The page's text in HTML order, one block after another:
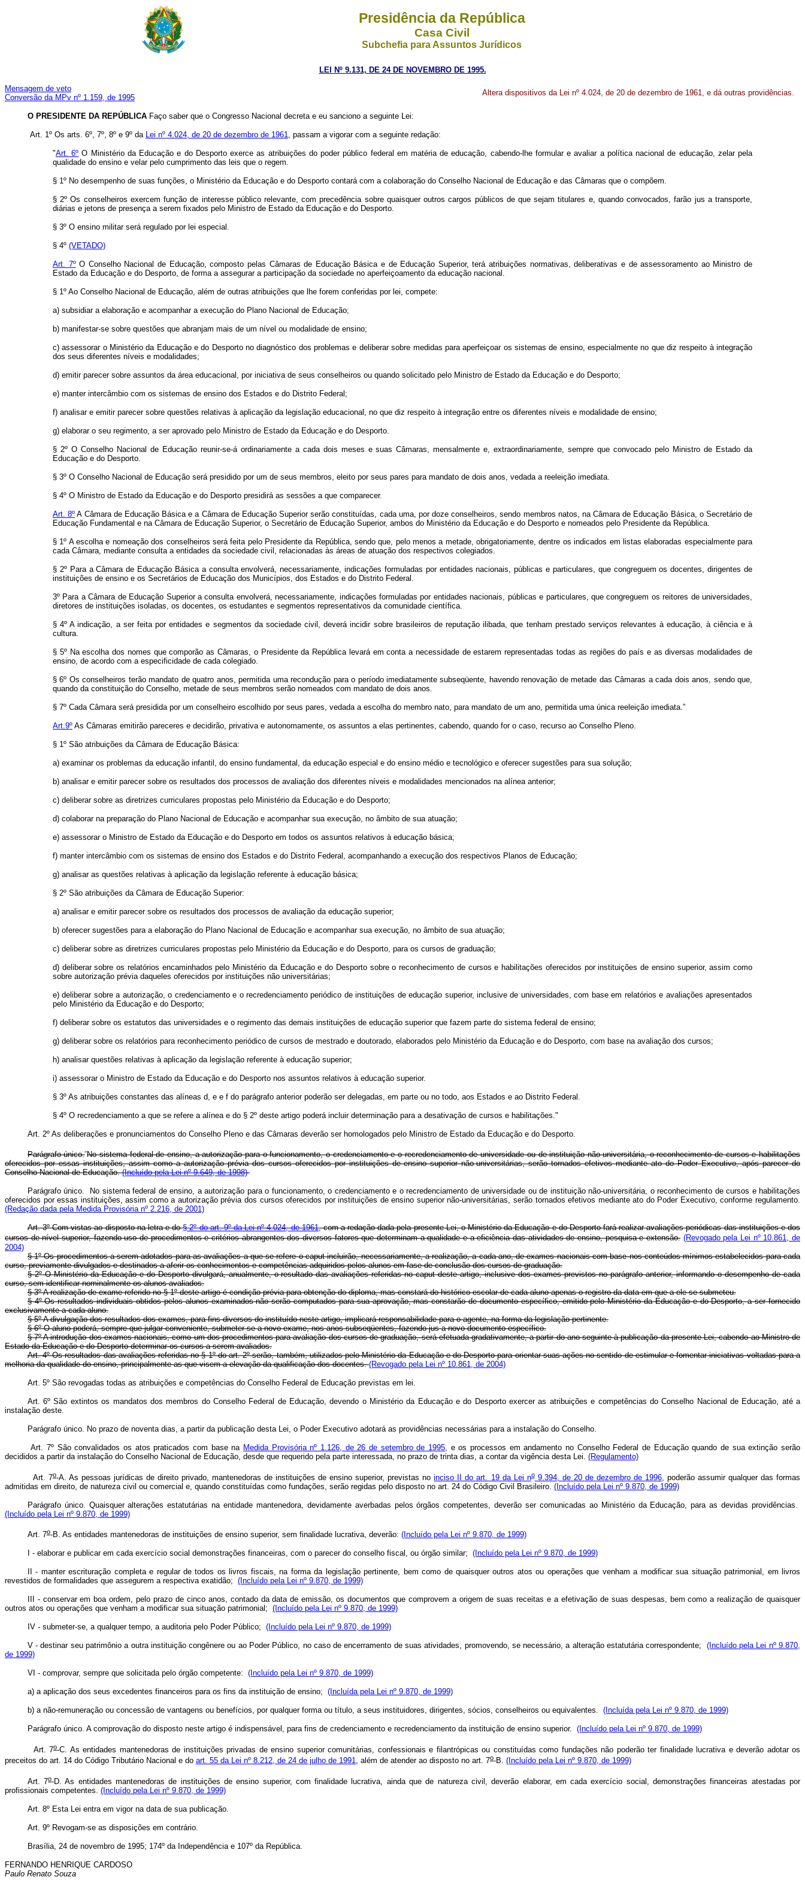
Presidência da República
Casa Civil
Subchefia para Assuntos Jurídicos
LEI Nº 9.131, DE 24 DE NOVEMBRO DE 1995.
Mensagem de veto
Conversão da MPv nº 1.159, de 1995
Altera dispositivos da Lei nº 4.024, de 20 de dezembro de 1961, e dá outras providências.
O PRESIDENTE DA REPÚBLICA Faço saber que o Congresso Nacional decreta e eu sanciono a seguinte Lei:
Art. 1º Os arts. 6º, 7º, 8º e 9º da Lei nº 4.024, de 20 de dezembro de 1961, passam a vigorar com a seguinte redação:
"Art. 6º O Ministério da Educação e do Desporto exerce as atribuições do poder público federal em matéria de educação, cabendo-lhe formular e avaliar a política nacional de educação, zelar pela
qualidade do ensino e velar pelo cumprimento das leis que o regem.
§ 1º No desempenho de suas funções, o Ministério da Educação e do Desporto contará com a colaboração do Conselho Nacional de Educação e das Câmaras que o compõem.
§ 2º Os conselheiros exercem função de interesse público relevante, com precedência sobre quaisquer outros cargos públicos de que sejam titulares e, quando convocados, farão jus a transporte,
diárias e jetons de presença a serem fixados pelo Ministro de Estado da Educação e do Desporto.
§ 3º O ensino militar será regulado por lei especial.
§ 4º (VETADO)
Art. 7ºO Conselho Nacional de Educação, composto pelas Câmaras de Educação Básica e de Educação Superior, terá atribuições normativas, deliberativas e de assessoramento ao Ministro de
Estado da Educação e do Desporto, de forma a assegurar a participação da sociedade no aperfeiçoamento da educação nacional.
§ 1º Ao Conselho Nacional de Educação, além de outras atribuições que lhe forem conferidas por lei, compete:
a) subsidiar a elaboração e acompanhar a execução do Plano Nacional de Educação;
b) manifestar-se sobre questões que abranjam mais de um nível ou modalidade de ensino;
c) assessorar o Ministério da Educação e do Desporto no diagnóstico dos problemas e deliberar sobre medidas para aperfeiçoar os sistemas de ensino, especialmente no que diz respeito à integração
dos seus diferentes níveis e modalidades;
d) emitir parecer sobre assuntos da área educacional, por iniciativa de seus conselheiros ou quando solicitado pelo Ministro de Estado da Educação e do Desporto;
e) manter intercâmbio com os sistemas de ensino dos Estados e do Distrito Federal;
f) analisar e emitir parecer sobre questões relativas à aplicação da legislação educacional, no que diz respeito à integração entre os diferentes níveis e modalidade de ensino;
g) elaborar o seu regimento, a ser aprovado pelo Ministro de Estado da Educação e do Desporto.
§ 2º O Conselho Nacional de Educação reunir-se-á ordinariamente a cada dois meses e suas Câmaras, mensalmente e, extraordinariamente, sempre que convocado pelo Ministro de Estado da
Educação e do Desporto.
§ 3º O Conselho Nacional de Educação será presidido por um de seus membros, eleito por seus pares para mandato de dois anos, vedada a reeleição imediata.
§ 4º O Ministro de Estado da Educação e do Desporto presidirá as sessões a que comparecer.
Art. 8º A Câmara de Educação Básica e a Câmara de Educação Superior serão constituídas, cada uma, por doze conselheiros, sendo membros natos, na Câmara de Educação Básica, o Secretário de
Educação Fundamental e na Câmara de Educação Superior, o Secretário de Educação Superior, ambos do Ministério da Educação e do Desporto e nomeados pelo Presidente da República.
§ 1º A escolha e nomeação dos conselheiros será feita pelo Presidente da República, sendo que, pelo menos a metade, obrigatoriamente, dentre os indicados em listas elaboradas especialmente para
cada Câmara, mediante consulta a entidades da sociedade civil, relacionadas às áreas de atuação dos respectivos colegiados.
§ 2º Para a Câmara de Educação Básica a consulta envolverá, necessariamente, indicações formuladas por entidades nacionais, públicas e particulares, que congreguem os docentes, dirigentes de
instituições de ensino e os Secretários de Educação dos Municípios, dos Estados e do Distrito Federal.
3º Para a Câmara de Educação Superior a consulta envolverá, necessariamente, indicações formuladas por entidades nacionais, públicas e particulares, que congreguem os reitores de universidades,
diretores de instituições isoladas, os docentes, os estudantes e segmentos representativos da comunidade científica.
§ 4º A indicação, a ser feita por entidades e segmentos da sociedade civil, deverá incidir sobre brasileiros de reputação ilibada, que tenham prestado serviços relevantes à educação, à ciência e à
cultura.
§ 5º Na escolha dos nomes que comporão as Câmaras, o Presidente da República levará em conta a necessidade de estarem representadas todas as regiões do país e as diversas modalidades de
ensino, de acordo com a especificidade de cada colegiado.
§ 6º Os conselheiros terão mandato de quatro anos, permitida uma recondução para o período imediatamente subseqüente, havendo renovação de metade das Câmaras a cada dois anos, sendo que,
quando da constituição do Conselho, metade de seus membros serão nomeados com mandato de dois anos.
§ 7º Cada Câmara será presidida por um conselheiro escolhido por seus pares, vedada a escolha do membro nato, para mandato de um ano, permitida uma única reeleição imediata.”
Art.9º As Câmaras emitirão pareceres e decidirão, privativa e autonomamente, os assuntos a elas pertinentes, cabendo, quando for o caso, recurso ao Conselho Pleno.
§ 1º São atribuições da Câmara de Educação Básica:
a) examinar os problemas da educação infantil, do ensino fundamental, da educação especial e do ensino médio e tecnológico e oferecer sugestões para sua solução;
b) analisar e emitir parecer sobre os resultados dos processos de avaliação dos diferentes níveis e modalidades mencionados na alínea anterior;
c) deliberar sobre as diretrizes curriculares propostas pelo Ministério da Educação e do Desporto;
d) colaborar na preparação do Plano Nacional de Educação e acompanhar sua execução, no âmbito de sua atuação;
e) assessorar o Ministro de Estado da Educação e do Desporto em todos os assuntos relativos à educação básica;
f) manter intercâmbio com os sistemas de ensino dos Estados e do Distrito Federal, acompanhando a execução dos respectivos Planos de Educação;
g) analisar as questões relativas à aplicação da legislação referente à educação básica;
§ 2º São atribuições da Câmara de Educação Superior:
a) analisar e emitir parecer sobre os resultados dos processos de avaliação da educação superior;
b) oferecer sugestões para a elaboração do Plano Nacional de Educação e acompanhar sua execução, no âmbito de sua atuação;
c) deliberar sobre as diretrizes curriculares propostas pelo Ministério da Educação e do Desporto, para os cursos de graduação;
d) deliberar sobre os relatórios encaminhados pelo Ministério da Educação e do Desporto sobre o reconhecimento de cursos e habilitações oferecidos por instituições de ensino superior, assim como
sobre autorização prévia daqueles oferecidos por instituições não universitárias;
e) deliberar sobre a autorização, o credenciamento e o recredenciamento periódico de instituições de educação superior, inclusive de universidades, com base em relatórios e avaliações apresentados
pelo Ministério da Educação e do Desporto;
f) deliberar sobre os estatutos das universidades e o regimento das demais instituições de educação superior que fazem parte do sistema federal de ensino;
g) deliberar sobre os relatórios para reconhecimento periódico de cursos de mestrado e doutorado, elaborados pelo Ministério da Educação e do Desporto, com base na avaliação dos cursos;
h) analisar questões relativas à aplicação da legislação referente à educação superior;
i) assessorar o Ministro de Estado da Educação e do Desporto nos assuntos relativos à educação superior.
§ 3º As atribuições constantes das alíneas d, e e f do parágrafo anterior poderão ser delegadas, em parte ou no todo, aos Estados e ao Distrito Federal.
§ 4º O recredenciamento a que se refere a alínea e do § 2º deste artigo poderá incluir determinação para a desativação de cursos e habilitações."
Art. 2º As deliberações e pronunciamentos do Conselho Pleno e das Câmaras deverão ser homologados pelo Ministro de Estado da Educação e do Desporto.
Parágrafo único. No sistema federal de ensino, a autorização para o funcionamento, o credenciamento e o recredenciamento de universidade ou de instituição não-universitária, o reconhecimento de cursos e habilitações
oferecidos por essas instituições, assim como a autorização prévia dos cursos oferecidos por instituições de ensino superior não-universitárias, serão tornados efetivos mediante ato do Poder Executivo, após parecer do
Conselho Nacional de Educação.(Incluído pela Lei nº 9.649, de 1998)
Parágrafo único. No sistema federal de ensino, a autorização para o funcionamento, o credenciamento e o recredenciamento de universidade ou de instituição não-universitária, o reconhecimento de cursos e habilitações
oferecidos por essas instituições, assim como a autorização prévia dos cursos oferecidos por instituições de ensino superior não-universitárias, serão tornados efetivos mediante ato do Poder Executivo, conforme regulamento.
(Redação dada pela Medida Provisória nº 2.216, de 2001)
Art. 3º Com vistas ao disposto na letra e do§ 2º do art. 9º da Lei nº 4.024, de 1961, com a redação dada pela presente Lei, o Ministério da Educação e do Desporto fará realizar avaliações periódicas das instituições e dos
cursos de nível superior, fazendo uso de procedimentos e critérios abrangentes dos diversos fatores que determinam a qualidade e a eficiência das atividades de ensino, pesquisa e extensão. (Revogado pela Lei nº 10.861, de
2004)
§ 1º Os procedimentos a serem adotados para as avaliações a que se refere o caput incluirão, necessariamente, a realização, a cada ano, de exames nacionais com base nos conteúdos mínimos estabelecidos para cada
curso, previamente divulgados e destinados a aferir os conhecimentos e competências adquiridos pelos alunos em fase de conclusão dos cursos de graduação.
§ 2º O Ministério da Educação e do Desporto divulgará, anualmente, o resultado das avaliações referidas no caput deste artigo, inclusive dos exames previstos no parágrafo anterior, informando o desempenho de cada
curso, sem identificar nominalmente os alunos avaliados.
§ 3º A realização de exame referido no § 1º deste artigo é condição prévia para obtenção do diploma, mas constará do histórico escolar de cada aluno apenas o registro da data em que a ele se submeteu.
§ 4º Os resultados individuais obtidos pelos alunos examinados não serão computados para sua aprovação, mas constarão de documento específico, emitido pelo Ministério da Educação e do Desporto, a ser fornecido
exclusivamente a cada aluno.
§ 5º A divulgação dos resultados dos exames, para fins diversos do instituído neste artigo, implicará responsabilidade para o agente, na forma da legislação pertinente.
§ 6º O aluno poderá, sempre que julgar conveniente, submeter-se a novo exame, nos anos subseqüentes, fazendo jus a novo documento específico.
§ 7º A introdução dos exames nacionais, como um dos procedimentos para avaliação dos cursos de graduação, será efetuada gradativamente, a partir do ano seguinte à publicação da presente Lei, cabendo ao Ministro de
Estado da Educação e do Desporto determinar os cursos a serem avaliados.
Art. 4º Os resultados das avaliações referidas no § 1º do art. 2º serão, também, utilizados pelo Ministério da Educação e do Desporto para orientar suas ações no sentido de estimular e fomentar iniciativas voltadas para a
melhoria da qualidade do ensino, principalmente as que visem a elevação da qualificação dos docentes.(Revogado pela Lei nº 10.861, de 2004)
Art. 5º São revogadas todas as atribuições e competências do Conselho Federal de Educação previstas em lei.
Art. 6º São extintos os mandatos dos membros do Conselho Federal de Educação, devendo o Ministério da Educação e do Desporto exercer as atribuições e competências do Conselho Nacional de Educação, até a
instalação deste.
Parágrafo único. No prazo de noventa dias, a partir da publicação desta Lei, o Poder Executivo adotará as providências necessárias para a instalação do Conselho.
Art. 7º São convalidados os atos praticados com base na Medida Provisória nº 1.126, de 26 de setembro de 1995, e os processos em andamento no Conselho Federal de Educação quando de sua extinção serão
decididos a partir da instalação do Conselho Nacional de Educação, desde que requerido pela parte interessada, no prazo de trinta dias, a contar da vigência desta Lei. (Regulamento)
Art. 7o-A. As pessoas jurídicas de direito privado, mantenedoras de instituições de ensino superior, previstas noinciso II do art. 19 da Lei no9.394, de 20 de dezembro de 1996, poderão assumir qualquer das formas
admitidas em direito, de natureza civil ou comercial e, quando constituídas como fundações, serão regidas pelo disposto no art. 24 do Código Civil Brasileiro. (Incluído pela Lei nº 9.870, de 1999)
Parágrafo único. Quaisquer alterações estatutárias na entidade mantenedora, devidamente averbadas pelos órgãos competentes, deverão ser comunicadas ao Ministério da Educação, para as devidas providências.
(Incluído pela Lei nº 9.870, de 1999)
Art. 7o-B. As entidades mantenedoras de instituições de ensino superior, sem finalidade lucrativa, deverão: (Incluído pela Lei nº 9.870, de 1999)
I - elaborar e publicar em cada exercício social demonstrações financeiras, com o parecer do conselho fiscal, ou órgão similar; (Incluído pela Lei nº 9.870, de 1999)
II - manter escrituração completa e regular de todos os livros fiscais, na forma da legislação pertinente, bem como de quaisquer outros atos ou operações que venham a modificar sua situação patrimonial, em livros
revestidos de formalidades que assegurem a respectiva exatidão; (Incluído pela Lei nº 9.870, de 1999)
III - conservar em boa ordem, pelo prazo de cinco anos, contado da data de emissão, os documentos que comprovem a origem de suas receitas e a efetivação de suas despesas, bem como a realização de quaisquer
outros atos ou operações que venham a modificar sua situação patrimonial; (Incluído pela Lei nº 9.870, de 1999)
IV - submeter-se, a qualquer tempo, a auditoria pelo Poder Público; (Incluído pela Lei nº 9.870, de 1999)
V - destinar seu patrimônio a outra instituição congênere ou ao Poder Público, no caso de encerramento de suas atividades, promovendo, se necessário, a alteração estatutária correspondente; (Incluído pela Lei nº 9.870,
de 1999)
VI - comprovar, sempre que solicitada pelo órgão competente: (Incluído pela Lei nº 9.870, de 1999)
a) a aplicação dos seus excedentes financeiros para os fins da instituição de ensino; (Incluída pela Lei nº 9.870, de 1999)
b) a não-remuneração ou concessão de vantagens ou benefícios, por qualquer forma ou título, a seus instituidores, dirigentes, sócios, conselheiros ou equivalentes. (Incluída pela Lei nº 9.870, de 1999)
Parágrafo único. A comprovação do disposto neste artigo é indispensável, para fins de credenciamento e recredenciamento da instituição de ensino superior. (Incluído pela Lei nº 9.870, de 1999)
Art. 7o-C. As entidades mantenedoras de instituições privadas de ensino superior comunitárias, confessionais e filantrópicas ou constituídas como fundações não poderão ter finalidade lucrativa e deverão adotar os
preceitos do art. 14 do Código Tributário Nacional e do art. 55 da Lei nº 8.212, de 24 de julho de 1991, além de atender ao disposto no art. 7o-B. (Incluído pela Lei nº 9.870, de 1999)
Art. 7o-D. As entidades mantenedoras de instituições de ensino superior, com finalidade lucrativa, ainda que de natureza civil, deverão elaborar, em cada exercício social, demonstrações financeiras atestadas por
profissionais competentes. (Incluído pela Lei nº 9.870, de 1999)
Art. 8º Esta Lei entra em vigor na data de sua publicação.
Art. 9º Revogam-se as disposições em contrário.
Brasília, 24 de novembro de 1995; 174º da Independência e 107º da República.
FERNANDO HENRIQUE CARDOSO
Paulo Renato Souza